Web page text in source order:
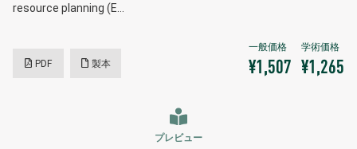
resource planning (E…
PDF 製本 ¥1,507 ¥1,265
プレビュー